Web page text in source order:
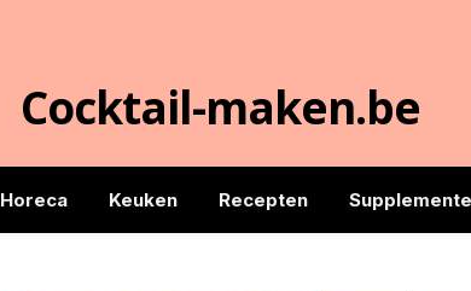
Cocktail-maken.be
Horeca Keuken Recepten